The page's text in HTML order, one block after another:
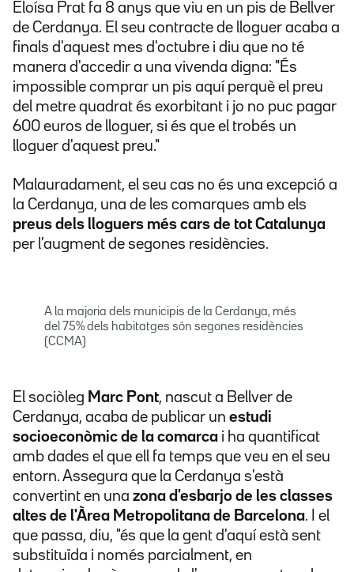
Eloísa Prat fa 8 anys que viu en un pis de Bellver
de Cerdanya. El seu contracte de lloguer acaba a
finals d'aquest mes d'octubre i diu que no té
manera d'accedir a una vivenda digna: "És
impossible comprar un pis aquí perquè el preu
del metre quadrat és exorbitant i jo no puc pagar
600 euros de lloguer, si és que el trobés un
lloguer d'aquest preu."
Malauradament, el seu cas no és una excepció a
la Cerdanya, una de les comarques amb els
preus dels lloguers més cars de tot Catalunya
per l'augment de segones residències.
A la majoria dels municipis de la Cerdanya, més
del 75% dels habitatges són segones residències
(CCMA)
El sociòleg Marc Pont, nascut a Bellver de
Cerdanya, acaba de publicar un estudi
socioeconòmic de la comarca i ha quantificat
amb dades el que ell fa temps que veu en el seu
entorn. Assegura que la Cerdanya s'està
convertint en una zona d'esbarjo de les classes
altes de l'Àrea Metropolitana de Barcelona. I el
que passa, diu, "és que la gent d'aquí està sent
substituïda i només parcialment, en